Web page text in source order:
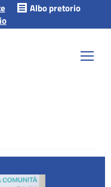
Albo pretorio